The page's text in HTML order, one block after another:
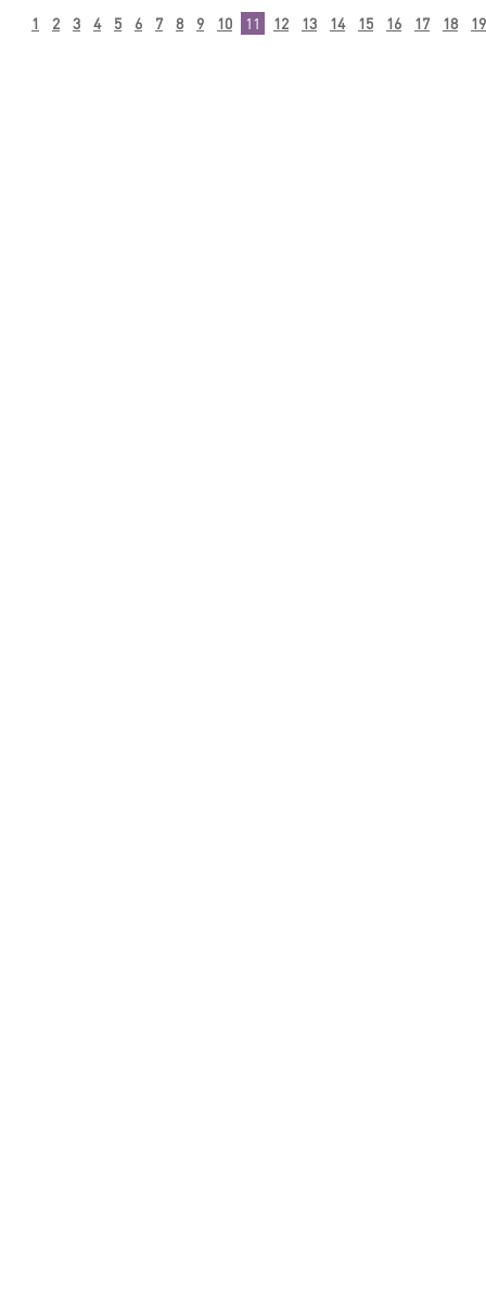
1 2 3 4 5 6 7 8 9 10 11 12 13 14 15 16 17 18 19